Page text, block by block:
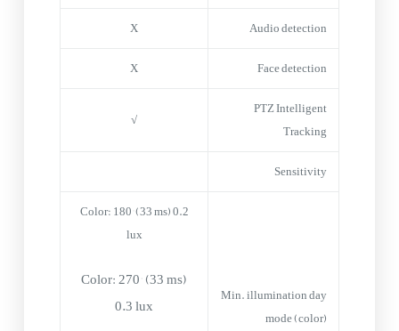
Audio detection
X
Face detection
X
PTZ Intelligent
Tracking
√
Sensitivity
Min. illumination day
mode (color)
Color: 180° (33 ms) 0.2
lux
Color: 270° (33 ms)
0.3 lux